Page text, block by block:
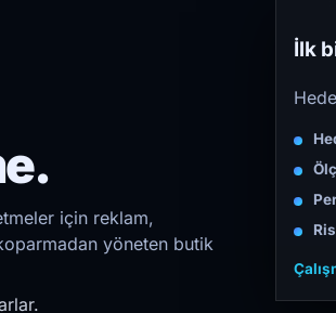
için reklam,
yöneten butik
İlk